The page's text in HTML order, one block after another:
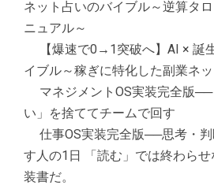
ネット占いのバイブル～逆算タ
ニュアル～
【爆速で0→1突破へ】AI × 誕
イブル～稼ぎに特化した副業ネ
マネジメントOS実装完全版
い」を捨ててチームで回す
仕事OS実装完全版──思考・
す人の1日 「読む」では終わら
装書だ。